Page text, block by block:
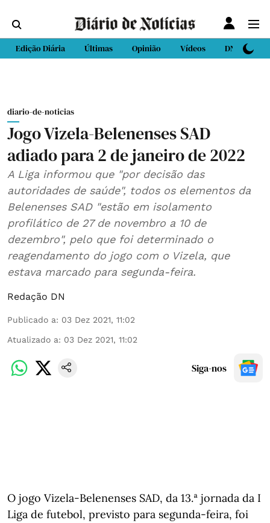
Edição Diária Últimas Opinião Vídeos DN Sport
diario-de-noticias
Jogo Vizela-Belenenses SAD
adiado para 2 de janeiro de 2022
A Liga informou que "por decisão das
autoridades de saúde", todos os elementos da
Belenenses SAD "estão em isolamento
profilático de 27 de novembro a 10 de
dezembro", pelo que foi determinado o
reagendamento do jogo com o Vizela, que
estava marcado para segunda-feira.
Redação DN
Publicado a: 03 Dez 2021, 11:02
Atualizado a: 03 Dez 2021, 11:02
Siga-nos
O jogo Vizela-Belenenses SAD, da 13.ª jornada da I
Liga de futebol, previsto para segunda-feira, foi